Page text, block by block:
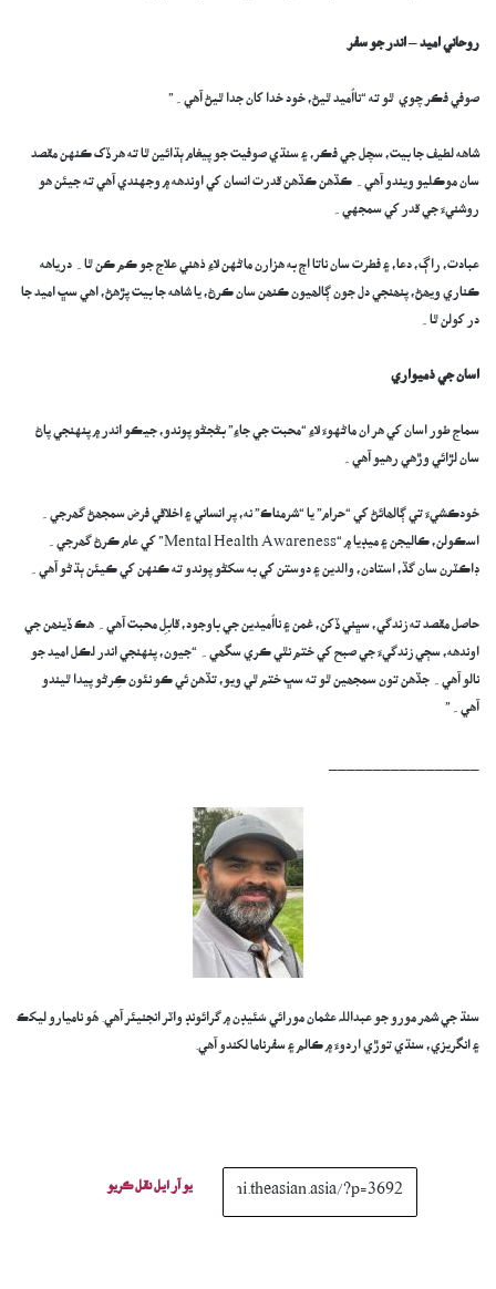
روحاني اميد–اندر جو سفر
صوفي فڪر چوي ٿو ته “نااُميد ٿيڻ، خود خدا کان جدا ٿيڻ آهي۔”
شاهه لطيف جا بيت، سچل جي فڪر، ۽ سنڌي صوفيت جو پيغام ٻڌائين ٿا ته هر ڏک ڪنهن مقصد
سان موڪليو ويندو آهي۔ ڪڏهن ڪڏهن قدرت انسان کي اوندهه ۾ وجهندي آهي ته جيئن هو
روشنيءَ جي قدر کي سمجهي۔
عبادت، راڳ، دعا، ۽ فطرت سان ناتا اڄ به هزارن ماڻهن لاءِ ذهني علاج جو ڪم ڪن ٿا۔ درياهه
ڪناري ويھڻ، پنھنجي دل جون ڳالھيون ڪنھن سان ڪرڻ، يا شاهه جا بيت پڙهڻ، اهي سڀ اميد جا
در کولن ٿا۔
اسان جي ذميواري
سماج طور اسان کي هر ان ماڻهوءَ لاءِ “محبت جي جاءِ” بڻجڻو پوندو، جيڪو اندر ۾ پنهنجي پاڻ
سان لڙائي وڙهي رهيو آهي۔
خودڪشيءَ تي ڳالھائڻ کي “حرام” يا “شرمناڪ” نه، پر انساني ۽ اخلاقي فرض سمجھڻ گھرجي۔
اسڪولن، ڪاليجن ۽ ميڊيا ۾ “Mental Health Awareness” کي عام ڪرڻ گھرجي۔
ڊاڪٽرن سان گڏ، استادن، والدين ۽ دوستن کي به سکڻو پوندو ته ڪنهن کي ڪيئن ٻڌڻو آهي۔
حاصل مقصد ته زندگي، سڀني ڏکن، غمن ۽ نااُميدين جي باوجود، قابلِ محبت آهي۔ هڪ ڏينھن جي
اوندهه، سڄي زندگيءَ جي صبح کي ختم نٿي ڪري سگھي۔ “جيون، پنهنجي اندر لڪل اميد جو
نالو آهي۔ جڏهن تون سمجھين ٿو ته سڀ ختم ٿي ويو، تڏهن ئي ڪو نئون ڪِرڻو پيدا ٿيندو
آهي۔”
سنڌ جي شھر مورو جو عبداللہ عثمان مورائي سُئيڊن ۾ گرائونڊ واٽر انجنيئر آھي. ھُو ناميارو ليکڪ
۽ انگريزي، سنڌي توڙي اردوءَ ۾ ڪالم ۽ سفرناما لکندو آھي.
يو آر ايل نقل ڪريو